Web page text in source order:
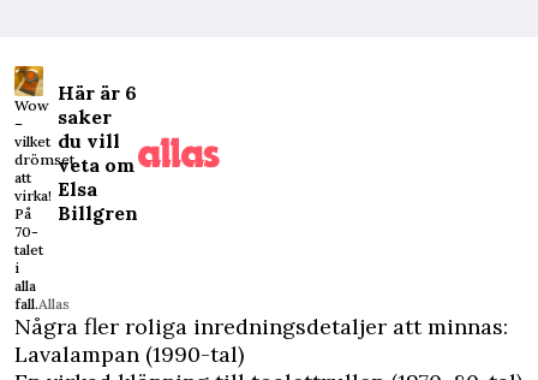
Wow
–
vilket
drömset
att
virka!
På
70-
talet
i
alla
fall.Allas
Här är 6
saker
du vill
veta om
Elsa
Billgren
Några fler roliga inredningsdetaljer att minnas:
Lavalampan (1990-tal)